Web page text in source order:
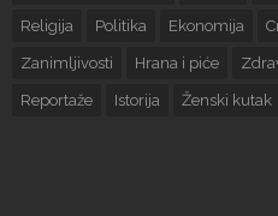
Religija Politika Ekonomija
Zanimljivosti Hrana i piće
Reportaže Istorija Ženski kutak